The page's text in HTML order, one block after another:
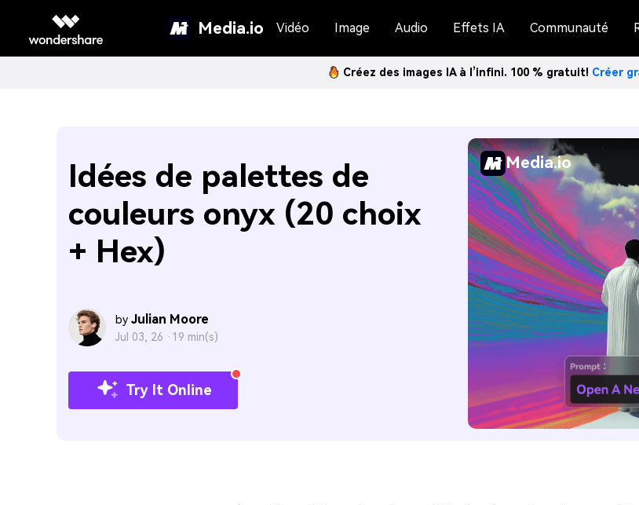
Media.io Vidéo Image Audio Effets IA Communauté
Créez des images IA à l’infini. 100 % gratuit! Créer
Idées de palettes de
couleurs onyx (20 choix
+ Hex)
by Julian Moore
Jul 03, 26 · 19 min(s)
Try It Online
Media.io